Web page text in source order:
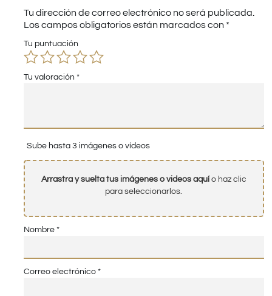
Tu dirección de correo electrónico no será publicada.
Los campos obligatorios están marcados con *
Tu puntuación
Tu valoración *
Sube hasta 3 imágenes o vídeos
Arrastra y suelta tus imágenes o videos aquío haz clic
para seleccionarlos.
Nombre *
Correo electrónico *